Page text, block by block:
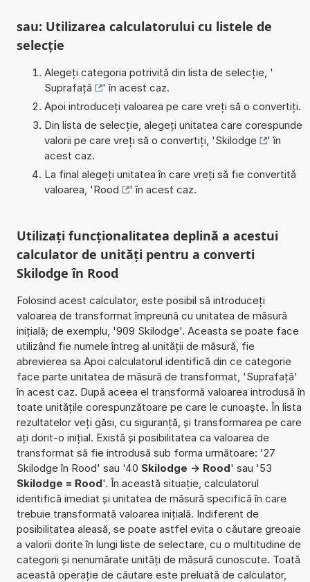
sau: Utilizarea calculatorului cu listele de
selecție
Alegeți categoria potrivită din lista de selecție, '
Suprafață
' în acest caz.
Apoi introduceți valoarea pe care vreți să o convertiți.
Din lista de selecție, alegeți unitatea care corespunde
valorii pe care vreți să o convertiți, 'Skilodge
' în
acest caz.
La final alegeți unitatea în care vreți să fie convertită
valoarea, 'Rood ' în acest caz.
Utilizați funcționalitatea deplină a acestui
calculator de unități pentru a converti
Skilodge în Rood
Folosind acest calculator, este posibil să introduceți
valoarea de transformat împreună cu unitatea de măsură
inițială; de exemplu, '909 Skilodge'. Aceasta se poate face
utilizând fie numele întreg al unității de măsură, fie
abrevierea sa Apoi calculatorul identifică din ce categorie
face parte unitatea de măsură de transformat, 'Suprafață'
în acest caz. După aceea el transformă valoarea introdusă în
toate unitățile corespunzătoare pe care le cunoaște. În lista
rezultatelor veți găsi, cu siguranță, și transformarea pe care
ați dorit-o inițial. Există și posibilitatea ca valoarea de
transformat să fie introdusă sub forma următoare: '27
Skilodge în Rood' sau '40 Skilodge -> Rood' sau '53
Skilodge = Rood'. În această situație, calculatorul
identifică imediat și unitatea de măsură specifică în care
trebuie transformată valoarea inițială. Indiferent de
posibilitatea aleasă, se poate astfel evita o căutare greoaie
a valorii dorite în lungi liste de selectare, cu o multitudine de
categorii și nenumărate unități de măsură cunoscute. Toată
această operație de căutare este preluată de calculator,